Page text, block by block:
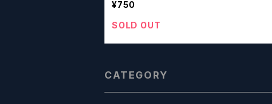
¥750
SOLD OUT
CATEGORY